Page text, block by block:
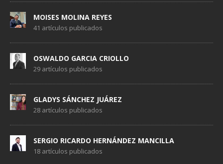
MOISES MOLINA REYES
41 artículos publicados
OSWALDO GARCIA CRIOLLO
29 artículos publicados
GLADYS SÁNCHEZ JUÁREZ
28 artículos publicados
SERGIO RICARDO HERNÁNDEZ MANCILLA
18 artículos publicados